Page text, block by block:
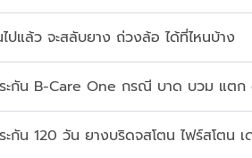
ปแล้ว จะสลับยาง ถ่วงล้อ ได้ที่ไหนบ้าง
ระกัน B-Care One กรณี บาด บวม แตก
ะกัน 120 วัน ยางบริดจสโตน ไฟร์สโตน